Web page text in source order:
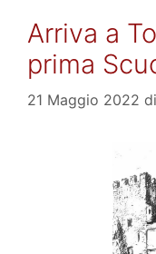
Arriva a
prima
21 Maggio 2022 di